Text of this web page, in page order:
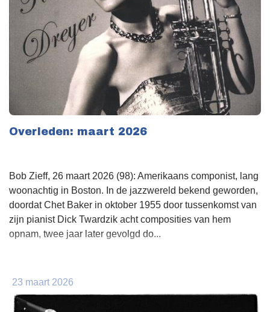
Overleden: maart 2026
Bob Zieff, 26 maart 2026 (98): Amerikaans componist, lang
woonachtig in Boston. In de jazzwereld bekend geworden,
doordat Chet Baker in oktober 1955 door tussenkomst van
zijn pianist Dick Twardzik acht composities van hem
opnam, twee jaar later gevolgd do...
23 maart 2026